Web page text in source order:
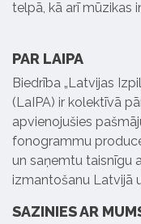
telpā, kā arī mūzikas
PAR LAIPA
Biedrība „Latvijas
(LaIPA) ir kolektīvā
apvienojušies
fonogrammu
un saņemtu taisnīgu
izmantošanu Latvijā
SAZINIES AR